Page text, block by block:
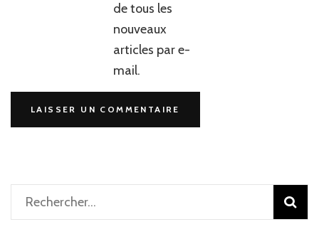
de tous les
nouveaux
articles par e-
mail.
Rechercher :